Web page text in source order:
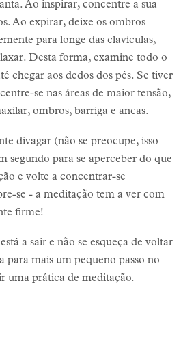
Ao inspirar, concentre a sua
Ao expirar, deixe os ombros
para longe das clavículas,
Desta forma, examine todo o
chegar aos dedos dos pés. Se tiver
se nas áreas de maior tensão,
ombros, barriga e ancas.
divagar (não se preocupe, isso
segundo para se aperceber do que
e volte a concentrar-se
se - a meditação tem a ver com
firme!
a sair e não se esqueça de voltar
para mais um pequeno passo no
uma prática de meditação.